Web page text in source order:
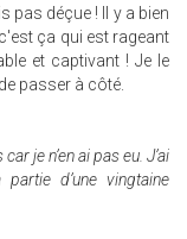
pas déçue ! Il y a bien
ça qui est rageant
et captivant ! Je le
passer à côté.
je n’en ai pas eu. J’ai
d’une vingtaine